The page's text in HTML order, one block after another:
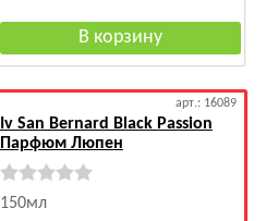
арт.: 16089
Iv San Bernard Black Passion
Парфюм Люпен
150мл